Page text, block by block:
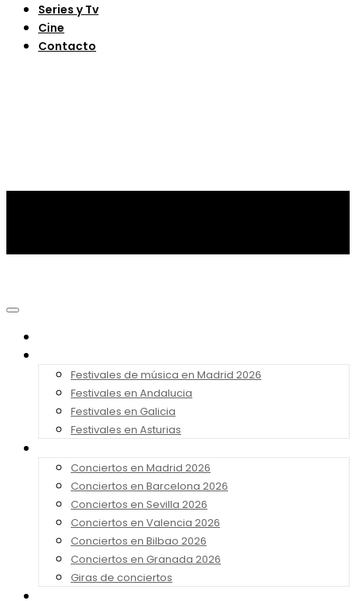
Series y Tv
Cine
Contacto
Festivales de música en Madrid 2026
Festivales en Andalucia
Festivales en Galicia
Festivales en Asturias
Conciertos en Madrid 2026
Conciertos en Barcelona 2026
Conciertos en Sevilla 2026
Conciertos en Valencia 2026
Conciertos en Bilbao 2026
Conciertos en Granada 2026
Giras de conciertos